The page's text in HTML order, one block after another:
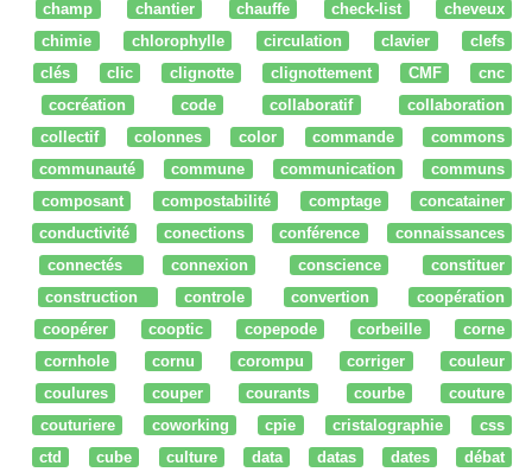
champ
chantier chauffe check-list
cheveux
chimie
chlorophylle circulation clavier
clefs
clés
clic clignotte clignottement CMF
cnc
cocréation
code collaboratif
collaboration
collectif
colonnes color commande
commons
communauté
commune communication
communs
composant
compostabilité comptage
concatainer
conductivité
conections conférence
connaissances
connectés
connexion conscience
constituer
construction
controle convertion
coopération
coopérer
cooptic copepode corbeille
corne
cornhole
cornu corompu corriger
couleur
coulures
couper courants courbe
couture
couturiere
coworking cpie cristalographie
css
ctd
cube culture data datas dates
débat